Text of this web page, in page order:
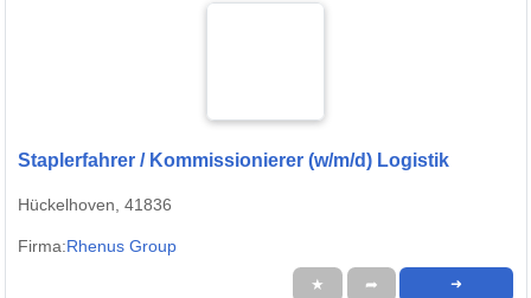
Staplerfahrer / Kommissionierer (w/m/d) Logistik
Hückelhoven, 41836
Firma:Rhenus Group
★ ➦ ➜